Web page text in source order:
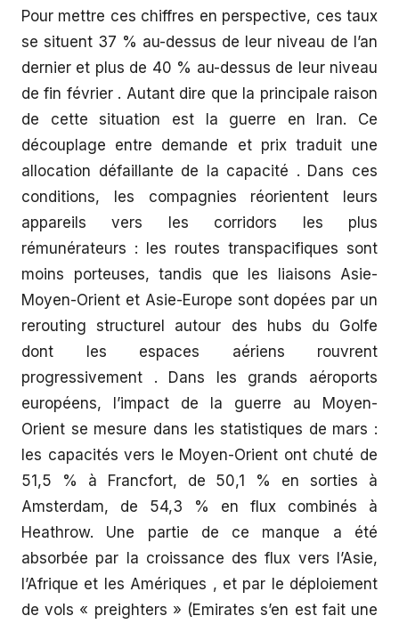
Pour mettre ces chiffres en perspective, ces taux
se situent 37 % au-dessus de leur niveau de l’an
dernier et plus de 40 % au-dessus de leur niveau
de fin février . Autant dire que la principale raison
de cette situation est la guerre en Iran. Ce
découplage entre demande et prix traduit une
allocation défaillante de la capacité . Dans ces
conditions, les compagnies réorientent leurs
appareils vers les corridors les plus
rémunérateurs : les routes transpacifiques sont
moins porteuses, tandis que les liaisons Asie-
Moyen-Orient et Asie-Europe sont dopées par un
rerouting structurel autour des hubs du Golfe
dont les espaces aériens rouvrent
progressivement . Dans les grands aéroports
européens, l’impact de la guerre au Moyen-
Orient se mesure dans les statistiques de mars :
les capacités vers le Moyen-Orient ont chuté de
51,5 % à Francfort, de 50,1 % en sorties à
Amsterdam, de 54,3 % en flux combinés à
Heathrow. Une partie de ce manque a été
absorbée par la croissance des flux vers l’Asie,
l’Afrique et les Amériques , et par le déploiement
de vols « preighters » (Emirates s’en est fait une